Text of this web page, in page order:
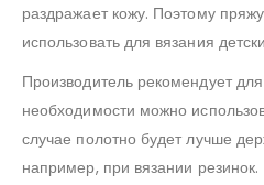
раздражает кожу. Поэтому
использовать для вязания
Производитель рекомендует
необходимости можно
случае полотно будет лучше
например, при вязании